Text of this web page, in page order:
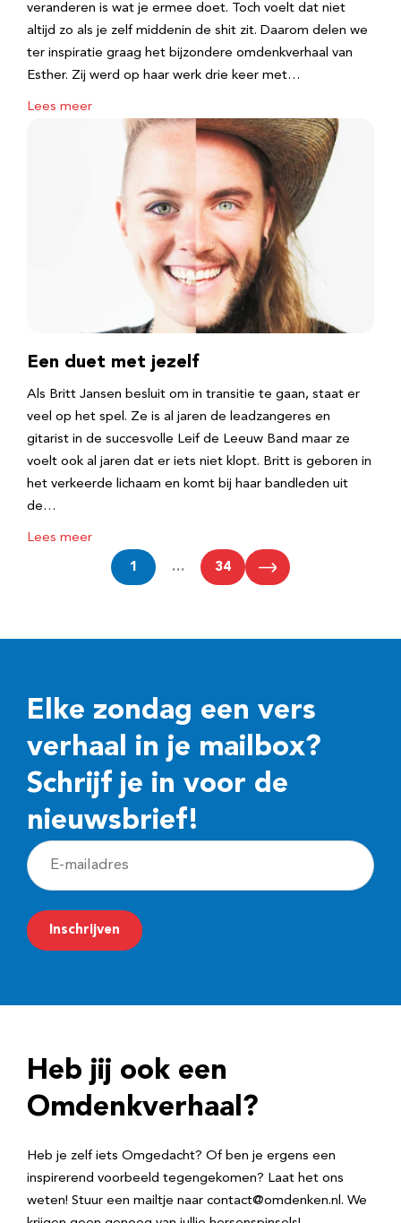
veranderen is wat je ermee doet. Toch voelt dat niet
altijd zo als je zelf middenin de shit zit. Daarom delen we
ter inspiratie graag het bijzondere omdenkverhaal van
Esther. Zij werd op haar werk drie keer met…
Lees meer
Een duet met jezelf
Als Britt Jansen besluit om in transitie te gaan, staat er
veel op het spel. Ze is al jaren de leadzangeres en
gitarist in de succesvolle Leif de Leeuw Band maar ze
voelt ook al jaren dat er iets niet klopt. Britt is geboren in
het verkeerde lichaam en komt bij haar bandleden uit
de…
Lees meer
1 … 34
Elke zondag een vers
verhaal in je mailbox?
Schrijf je in voor de
nieuwsbrief!
E
-
m
a
r
e
Inschrijven
Heb jij ook een
Omdenkverhaal?
Heb je zelf iets Omgedacht? Of ben je ergens een
inspirerend voorbeeld tegengekomen? Laat het ons
weten! Stuur een mailtje naar contact@omdenken.nl. We